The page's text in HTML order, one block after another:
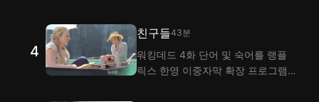
사 해석을 제공해요.
4
친구들43분
워킹데드 4화 단어 및 숙어를 랭플
릭스 한영 이중자막 확장 프로그램